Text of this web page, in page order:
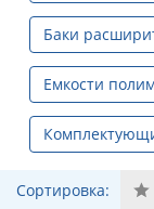
Баки
Емкости
Сортировка: